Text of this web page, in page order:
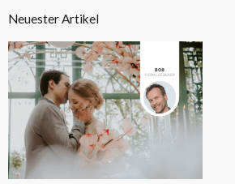
Neuester Artikel